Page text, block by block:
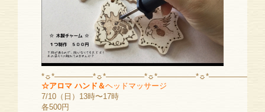
*☼*―――――*☼*―――――*☼*―――――*☼*―――――
☆アロマ ハンド＆ヘッドマッサージ
7/10（日）13時〜17時
各500円